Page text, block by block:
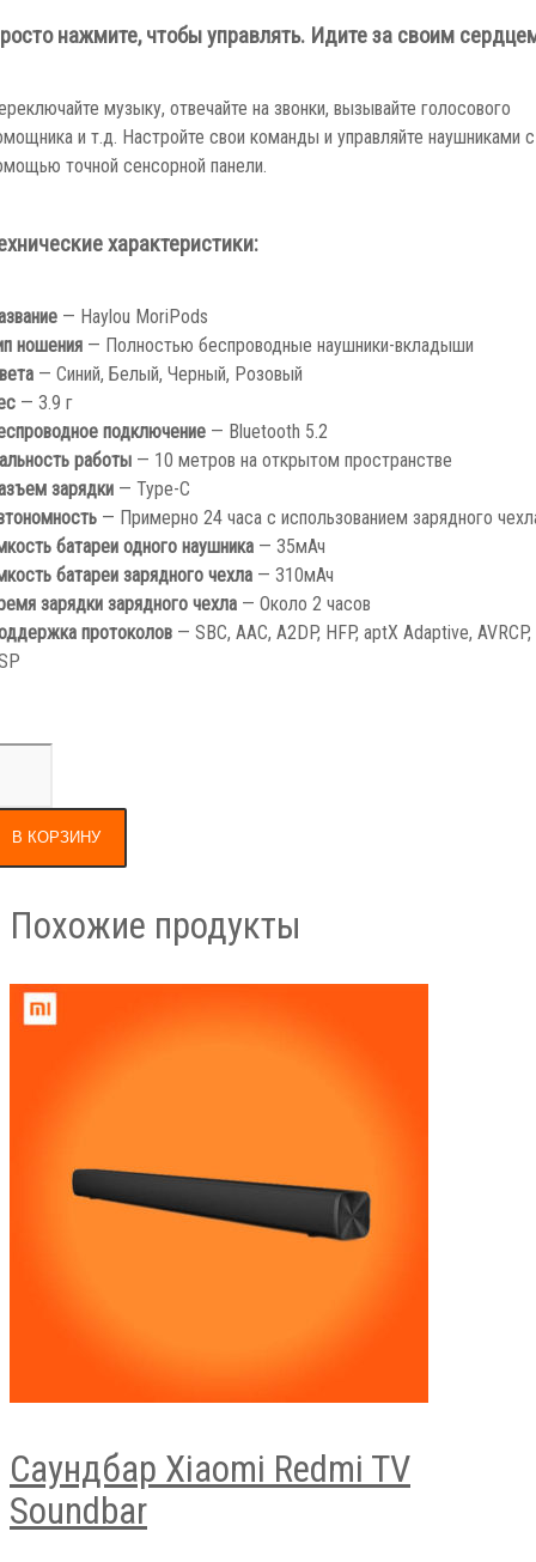
нажмите, чтобы управлять. Идите за своим
музыку, отвечайте на звонки, вызывайте голосового
и т.д. Настройте свои команды и управляйте наушниками с
точной сенсорной панели.
характеристики:
— Haylou MoriPods
ношения — Полностью беспроводные наушники-вкладыши
— Синий, Белый, Черный, Розовый
— 3.9 г
подключение — Bluetooth 5.2
работы — 10 метров на открытом пространстве
зарядки — Type-C
— Примерно 24 часа с использованием зарядного
батареи одного наушника — 35мАч
батареи зарядного чехла — 310мАч
зарядки зарядного чехла — Около 2 часов
протоколов — SBC, AAC, A2DP, HFP, aptX Adaptive, AVRCP,
В КОРЗИНУ
Похожие продукты
Саундбар Xiaomi Redmi TV
Soundbar